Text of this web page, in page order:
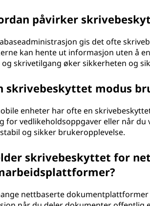
påvirker
gis det ofte
kan hente ut informasjon uten å
og skrivetilgang øker sikkerheten og
skrivebeskyttet modus
enheter har ofte en
for vedlikeholdsoppgaver eller når
og sikker brukeropplevelse.
skrivebeskyttet for
nettbaserte